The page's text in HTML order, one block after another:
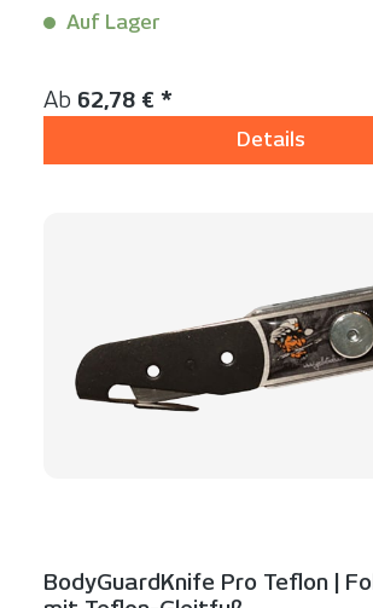
Auf Lager
Regulärer Preis:
Ab 62,78 € *
Details
BodyGuardKnife Pro Teflon |